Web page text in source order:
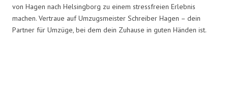
von Hagen nach Helsingborg zu einem stressfreien Erlebnis
machen. Vertraue auf Umzugsmeister Schreiber Hagen – dein
Partner für Umzüge, bei dem dein Zuhause in guten Händen ist.